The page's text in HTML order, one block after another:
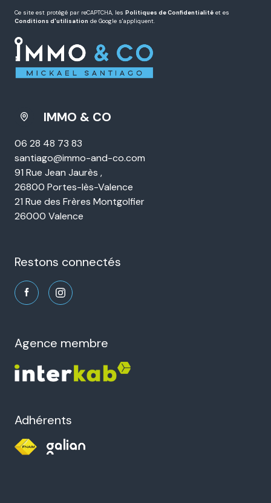
Ce site est protégé par reCAPTCHA, les Politiques de Confidentialité et es
Conditions d'utilisation de Google s'appliquent.
IMMO & CO
06 28 48 73 83
santiago@immo-and-co.com
91 Rue Jean Jaurès ,
26800 Portes-lès-Valence
21 Rue des Frères Montgolfier
26000 Valence
restons connectés
agence membre
Adhérents